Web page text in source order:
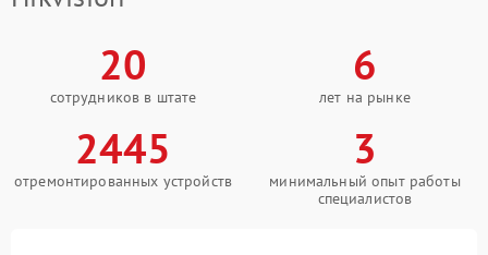
20
сотрудников в штате
6
лет на рынке
2445
отремонтированных устройств
3
минимальный опыт работы
специалистов